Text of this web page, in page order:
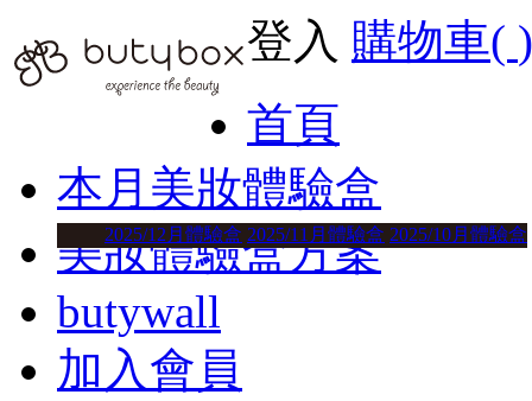
登入 購物車( )
首頁
本月美妝體驗盒
2025/12月體驗盒 2025/11月體驗盒 2025/10月體驗盒
美妝體驗盒方案
butywall
加入會員